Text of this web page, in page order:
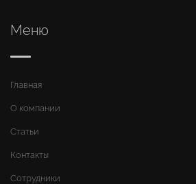
Меню
Главная
О компании
Статьи
Контакты
Сотрудники